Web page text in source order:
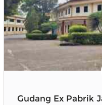
Gudang Ex Pabrik